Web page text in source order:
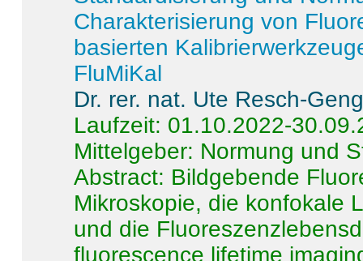
Charakterisierung von
basierten
FluMiKal
Dr. rer. nat. Ute Resch-
Laufzeit: 01.10.2022-
Mittelgeber: Normung und
Abstract: Bildgebende
Mikroskopie, die konfokale
und die
fluorescence lifetime